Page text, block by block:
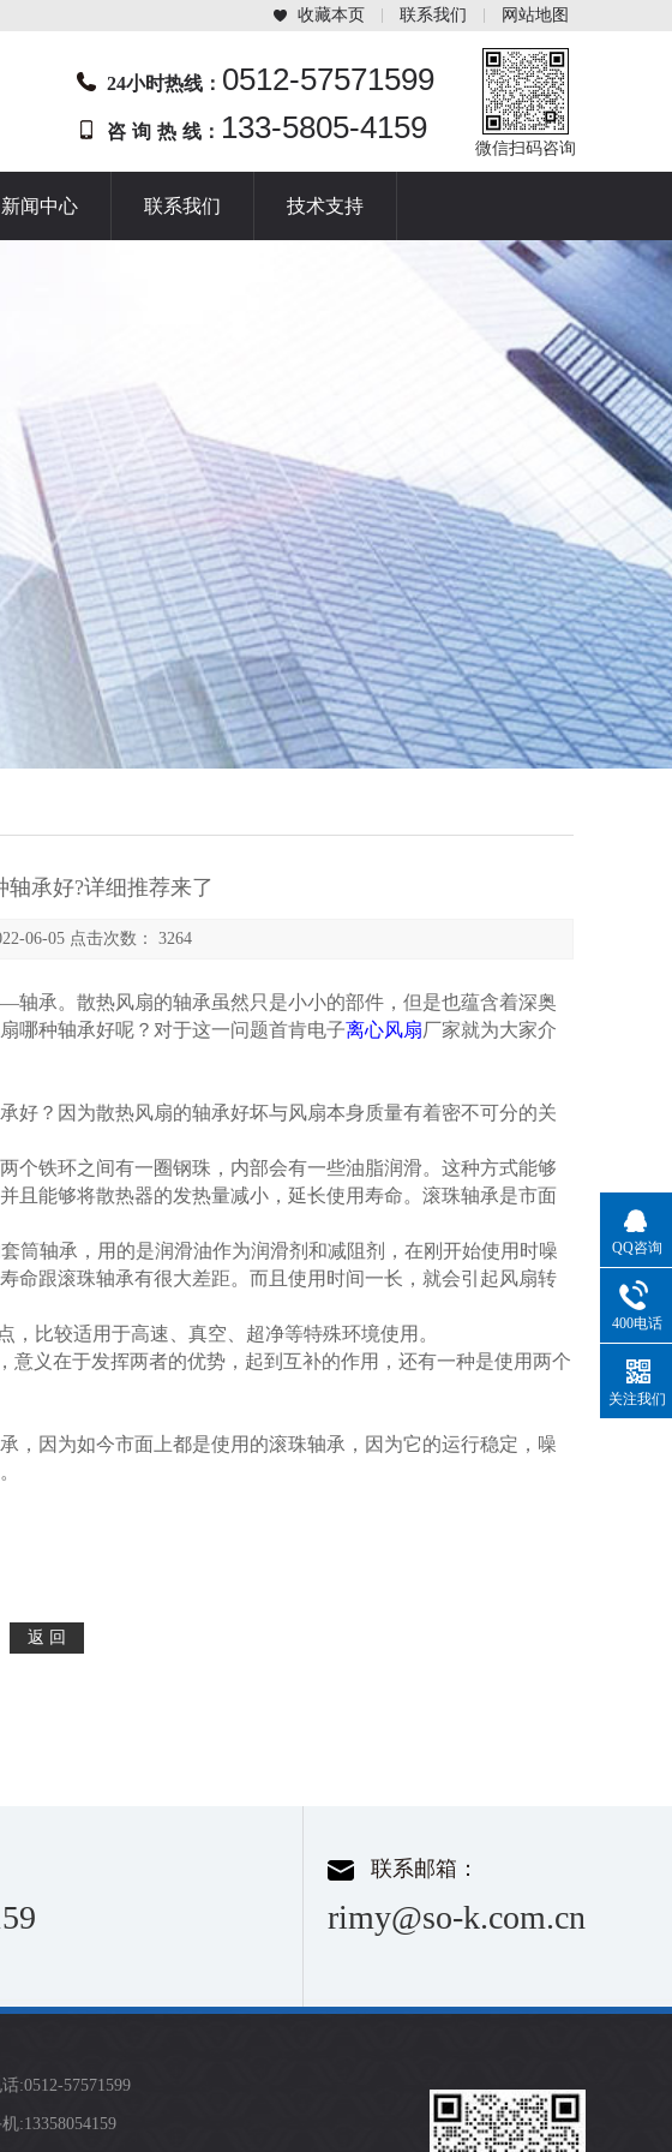
收藏本页 联系我们 网站地图
24小时热线： 0512-57571599
咨 询 热 线： 133-5805-4159
微信扫码咨询
新闻中心 联系我们 技术支持
轴承好?详细推荐来了
06-05 点击次数： 3264
。散热风扇的轴承虽然只是小小的部件，但是也蕴含着深奥
哪种轴承好呢？对于这一问题首肯电子离心风扇厂家就为大家介
好？因为散热风扇的轴承好坏与风扇本身质量有着密不可分的关
铁环之间有一圈钢珠，内部会有一些油脂润滑。这种方式能够
且能够将散热器的发热量减小，延长使用寿命。滚珠轴承是市面
轴承，用的是润滑油作为润滑剂和减阻剂，在刚开始使用时噪
命跟滚珠轴承有很大差距。而且使用时间一长，就会引起风扇转
比较适用于高速、真空、超净等特殊环境使用。
义在于发挥两者的优势，起到互补的作用，还有一种是使用两个
因为如今市面上都是使用的滚珠轴承，因为它的运行稳定，噪
联系邮箱：
rimy@so-k.com.cn
:0512-57571599
:13358054159
QQ咨询
400电话
关注我们